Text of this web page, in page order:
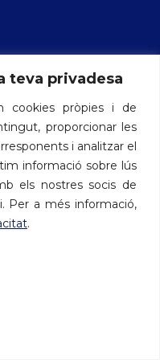
teva privadesa
cookies pròpies i de
proporcionar les
i analitzar el
informació sobre lús
els nostres socis de
Per a més informació,
.
Barcelona
i política de privacitat